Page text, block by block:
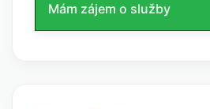
Mám zájem o služby